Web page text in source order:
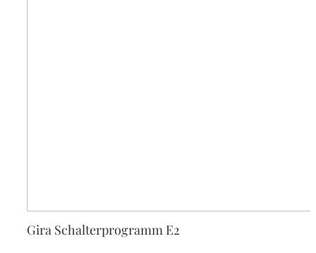
Gira Schalterprogramm E2